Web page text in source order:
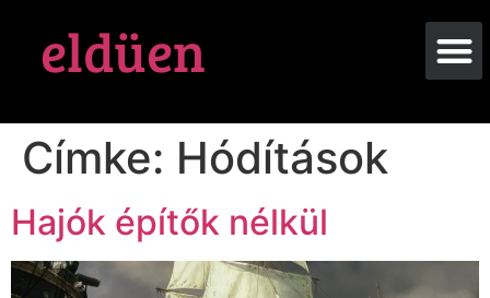
eldüen
Címke: Hódítások
Hajók építők nélkül